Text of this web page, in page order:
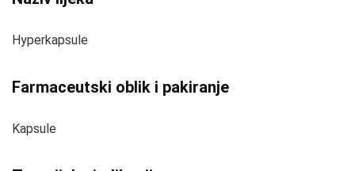
Hyperkapsule
Farmaceutski oblik i pakiranje
Kapsule